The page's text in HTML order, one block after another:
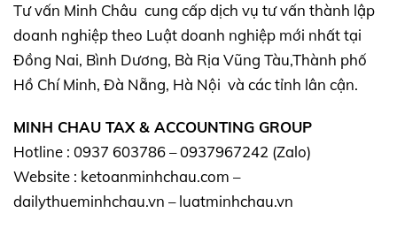
Tư vấn Minh Châu cung cấp dịch vụ tư vấn thành lập
doanh nghiệp theo Luật doanh nghiệp mới nhất tại
Đồng Nai, Bình Dương, Bà Rịa Vũng Tàu,Thành phố
Hồ Chí Minh, Đà Nẵng, Hà Nội và các tỉnh lân cận.
MINH CHAU TAX & ACCOUNTING GROUP
Hotline : 0937 603786 – 0937967242 (Zalo)
Website : ketoanminhchau.com –
dailythueminhchau.vn – luatminhchau.vn